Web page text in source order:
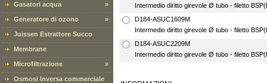
Gasatori acqua
»
Generatore di ozono »
Juissen Estrattore Succo
Membrane
Microfiltrazione »
Osmosi Inversa commerciale
Intermedio diritto girevole Ø tubo - filetto
D184-ASUC1609M
Intermedio diritto girevole Ø tubo - filetto
D184-ASUC2209M
Intermedio diritto girevole Ø tubo - filetto